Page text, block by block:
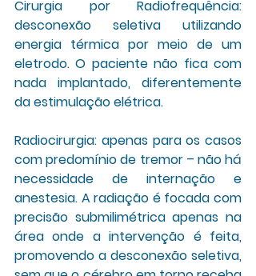
desconexão seletiva utilizando
energia térmica por meio de um
eletrodo. O paciente não fica com
nada implantado, diferentemente
da estimulação elétrica.
Radiocirurgia: apenas para os casos
com predomínio de tremor – não há
necessidade de internação e
anestesia. A radiação é focada com
precisão submilimétrica apenas na
área onde a intervenção é feita,
promovendo a desconexão seletiva,